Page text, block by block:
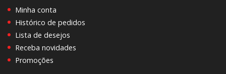
Minha conta
Histórico de pedidos
Lista de desejos
Receba novidades
Promoções